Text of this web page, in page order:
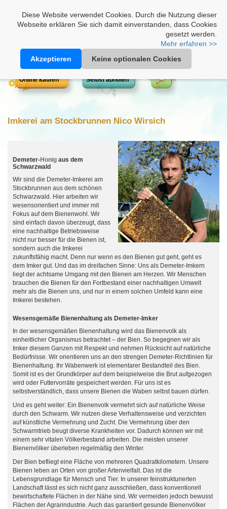
Diese Website verwendet Cookies. Durch die Nutzung dieser
Webseite erklären Sie sich damit einverstanden, dass Cookies
gesetzt werden.
Mehr erfahren >>
Akzeptieren
Keine optionalen Cookies
Online kaufen Selbst abholen
Imkerei am Stockbrunnen Nico Wirsich
Demeter-Honig aus dem
Schwarzwald
Wir sind die Demeter-Imkerei am
Stockbrunnen aus dem schönen
Schwarzwald. Hier arbeiten wir
wesensorientiert und immer mit
Fokus auf dem Bienenwohl. Wir
sind einfach davon überzeugt, dass
eine nachhaltige Betriebsweise
nicht nur besser für die Bienen ist,
sondern auch die Imkerei
zukunftsfähig macht. Denn nur wenn es den Bienen gut geht, geht es
dem Imker gut. Und das im dreifachen Sinne: Uns als Demeter-Imkern
liegt der achtsame Umgang mit den Bienen am Herzen. Wir Menschen
brauchen die Bienen für den Fortbestand einer nachhaltigen Umwelt
mehr als die Bienen uns, und nur in einem solchen Umfeld kann eine
Imkerei bestehen.
Wesensgemäße Bienenhaltung als Demeter-Imker
In der wesensgemäßen Bienenhaltung wird das Bienenvolk als
einheitlicher Organismus betrachtet – der Bien. So begegnen wir als
Imker diesem Ganzen mit Respekt und nehmen Rücksicht auf natürliche
Bedürfnisse. Wir orientieren uns an den strengen Demeter-Richtlinien für
Bienenhaltung. Ihr Wabenwerk ist elementarer Bestandteil des Bien.
Somit ist es der Grundkörper auf dem beispielweise die Brut aufgezogen
wird oder Futtervorräte gespeichert werden. Für uns ist es
selbstverständlich, dass unsere Bienen die Waben selbst bauen dürfen.
Und es geht weiter: Ein Bienenvolk vermehrt sich auf natürliche Weise
durch den Schwarm. Wir nutzen diese Verhaltensweise und verzichten
auf künstliche Vermehrung und Zucht. Die Vermehrung über den
Schwarmtrieb beugt diverse Krankheiten vor. Dadurch können wir mit
einem sehr vitalen Völkerbestand arbeiten. Die meisten unserer
Bienenvölker überleben regelmäßig den Winter.
Der Bien befliegt eine Fläche von mehreren Quadratkilometern. Unsere
Bienen leben an Orten von großer Artenvielfalt. Das ist die
Lebensgrundlage für Mensch und Tier. In unserer feinstrukturierten
Landschaft lässt es sich nicht ganz ausschließen, dass konventionell
bewirtschaftete Flächen in der Nähe sind. Wir vermeiden jedoch bewusst
Flächen der Agrarindustrie. Auch das garantiert gesunde Bienenvölker